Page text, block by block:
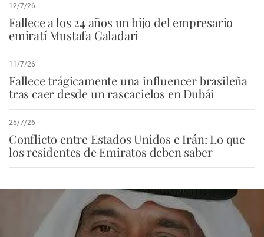
12/7/26
Fallece a los 24 años un hijo del empresario
emiratí Mustafa Galadari
11/7/26
Fallece trágicamente una influencer brasileña
tras caer desde un rascacielos en Dubái
25/7/26
Conflicto entre Estados Unidos e Irán: Lo que
los residentes de Emiratos deben saber